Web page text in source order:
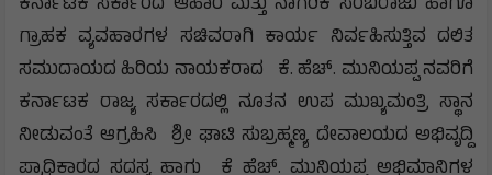
ಗ್ರಾಹಕ ವ್ಯವಹಾರಗಳ ಸಚಿವರಾಗಿ ಕಾರ್ಯ ನಿರ್ವಹಿಸುತ್ತಿವ ದಲಿತ
ಸಮುದಾಯದ ಹಿರಿಯ ನಾಯಕರಾದ ಕೆ. ಹೆಚ್. ಮುನಿಯಪ್ಪ ನವರಿಗೆ
ಕರ್ನಾಟಕ ರಾಜ್ಯ ಸರ್ಕಾರದಲ್ಲಿ ನೂತನ ಉಪ ಮುಖ್ಯಮಂತ್ರಿ ಸ್ಥಾನ
ನೀಡುವಂತೆ ಆಗ್ರಹಿಸಿ ಶ್ರೀ ಘಾಟಿ ಸುಬ್ರಹ್ಮಣ್ಯ ದೇವಾಲಯದ ಅಭಿವೃದ್ದಿ